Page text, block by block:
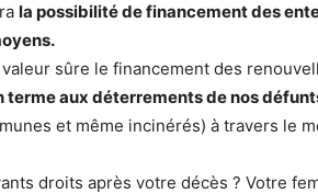
la possibilité de financement des
valeur sûre le financement des
terme aux déterrements de nos
et même incinérés) à travers le
droits après votre décès ? Votre